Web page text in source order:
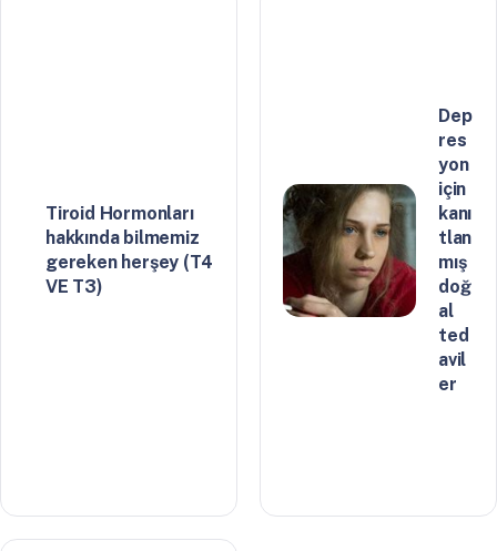
Tiroid Hormonları
hakkında bilmemiz
gereken herşey (T4
VE T3)
Dep
res
yon
için
kanı
tlan
mış
doğ
al
ted
avil
er